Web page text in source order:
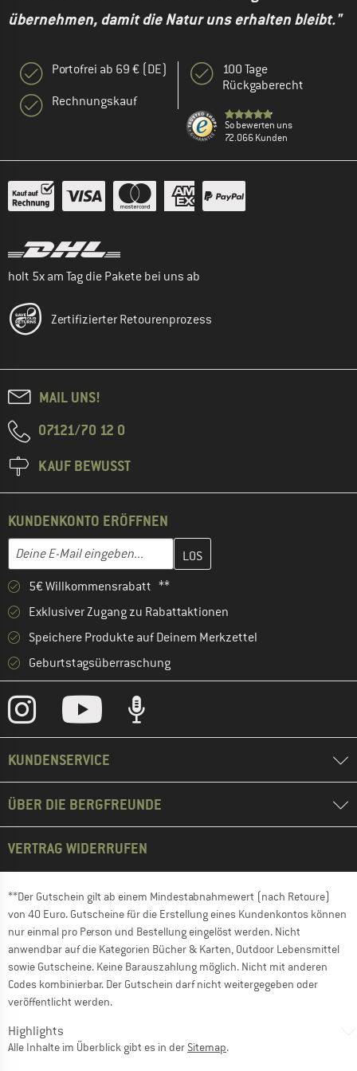
übernehmen, damit die Natur uns erhalten bleibt."
Portofrei ab 69 € (DE)
Rechnungskauf
100 Tage
Rückgaberecht
So bewerten uns
72.066 Kunden
holt 5x am Tag die Pakete bei uns ab
Zertifizierter Retourenprozess
MAIL UNS!
07121/70 12 0
KAUF BEWUSST
KUNDENKONTO ERÖFFNEN
E-Mail-Adresse
Gib hier deine E-Mail-Adresse ein und erstelle im nächsten
5€ Willkommensrabatt **
Exklusiver Zugang zu Rabattaktionen
Speichere Produkte auf Deinem Merkzettel
Geburtstagsüberraschung
KUNDENSERVICE
ÜBER DIE BERGFREUNDE
VERTRAG WIDERRUFEN
**Der Gutschein gilt ab einem Mindestabnahmewert (nach Retoure)
von 40 Euro. Gutscheine für die Erstellung eines Kundenkontos können
nur einmal pro Person und Bestellung eingelöst werden. Nicht
anwendbar auf die Kategorien Bücher & Karten, Outdoor Lebensmittel
sowie Gutscheine. Keine Barauszahlung möglich. Nicht mit anderen
Codes kombinierbar. Der Gutschein darf nicht weitergegeben oder
veröffentlicht werden.
Highlights
Alle Inhalte im Überblick gibt es in der Sitemap.